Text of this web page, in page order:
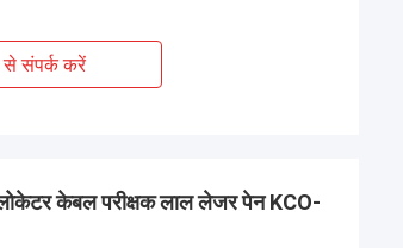
संपर्क करें
केबल परीक्षक लाल लेजर पेन KCO-